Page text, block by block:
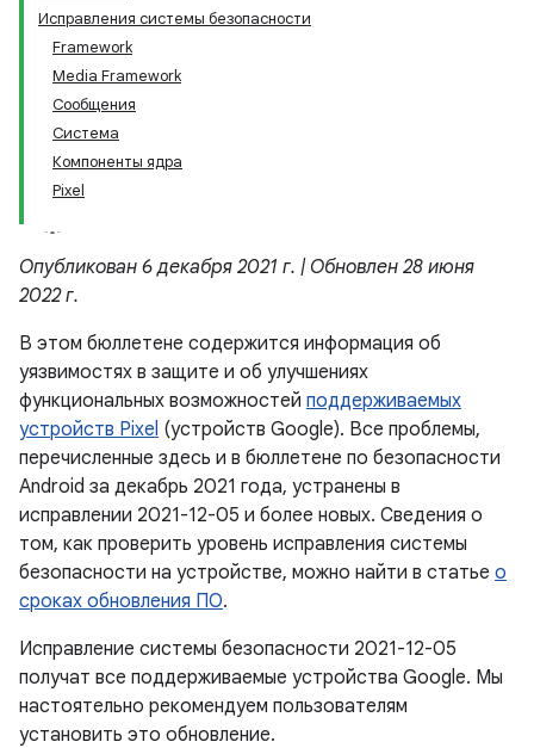
Исправления системы безопасности
Framework
Media Framework
Сообщения
Система
Компоненты ядра
Pixel
Опубликован 6 декабря 2021 г. | Обновлен 28 июня
2022 г.
В этом бюллетене содержится информация об
уязвимостях в защите и об улучшениях
функциональных возможностей поддерживаемых
устройств Pixel (устройств Google). Все проблемы,
перечисленные здесь и в бюллетене по безопасности
Android за декабрь 2021 года, устранены в
исправлении 2021-12-05 и более новых. Сведения о
том, как проверить уровень исправления системы
безопасности на устройстве, можно найти в статье о
сроках обновления ПО.
Исправление системы безопасности 2021-12-05
получат все поддерживаемые устройства Google. Мы
настоятельно рекомендуем пользователям
установить это обновление.